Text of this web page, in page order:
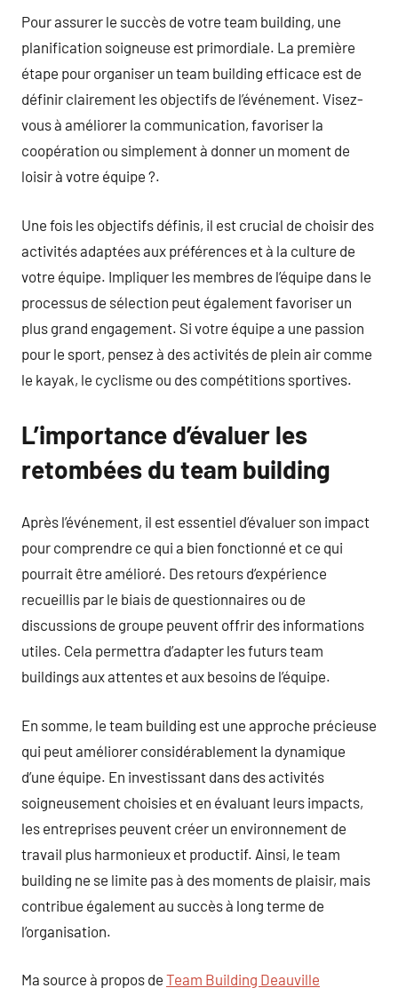
Pour assurer le succès de votre team building, une
planification soigneuse est primordiale. La première
étape pour organiser un team building efficace est de
définir clairement les objectifs de l’événement. Visez-
vous à améliorer la communication, favoriser la
coopération ou simplement à donner un moment de
loisir à votre équipe ?.
Une fois les objectifs définis, il est crucial de choisir des
activités adaptées aux préférences et à la culture de
votre équipe. Impliquer les membres de l’équipe dans le
processus de sélection peut également favoriser un
plus grand engagement. Si votre équipe a une passion
pour le sport, pensez à des activités de plein air comme
le kayak, le cyclisme ou des compétitions sportives.
L’importance d’évaluer les
retombées du team building
Après l’événement, il est essentiel d’évaluer son impact
pour comprendre ce qui a bien fonctionné et ce qui
pourrait être amélioré. Des retours d’expérience
recueillis par le biais de questionnaires ou de
discussions de groupe peuvent offrir des informations
utiles. Cela permettra d’adapter les futurs team
buildings aux attentes et aux besoins de l’équipe.
En somme, le team building est une approche précieuse
qui peut améliorer considérablement la dynamique
d’une équipe. En investissant dans des activités
soigneusement choisies et en évaluant leurs impacts,
les entreprises peuvent créer un environnement de
travail plus harmonieux et productif. Ainsi, le team
building ne se limite pas à des moments de plaisir, mais
contribue également au succès à long terme de
l’organisation.
Ma source à propos de Team Building Deauville